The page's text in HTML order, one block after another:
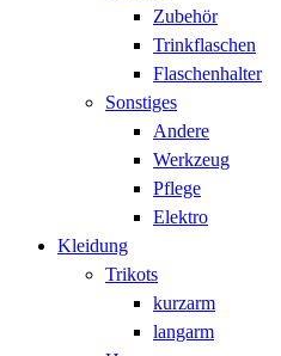
Zubehör
Trinkflaschen
Flaschenhalter
Sonstiges
Andere
Werkzeug
Pflege
Elektro
Kleidung
Trikots
kurzarm
langarm